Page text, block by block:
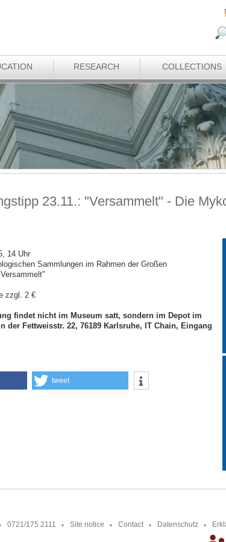
RESEARCH COLLECTIONS
23.11.: "Versammelt" - Die
14 Uhr
Sammlungen im Rahmen der Großen
zzgl. 2 €
findet nicht im Museum satt, sondern im Depot im
der Fettweisstr. 22, 76189 Karlsruhe, IT Chain, Eingang
tweet
0721/175 2111 Site notice Contact Datenschutz